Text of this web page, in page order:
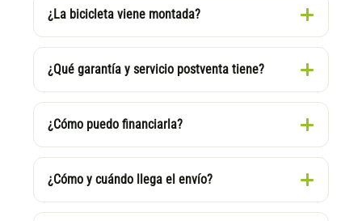
¿La bicicleta viene montada?
¿Qué garantía y servicio postventa tiene?
¿Cómo puedo financiarla?
¿Cómo y cuándo llega el envío?